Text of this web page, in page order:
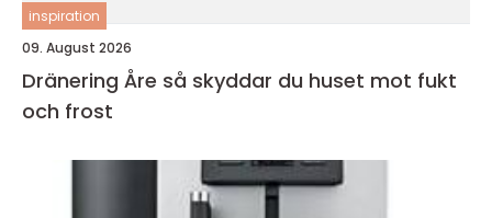
inspiration
09. August 2026
Dränering Åre så skyddar du huset mot fukt
och frost